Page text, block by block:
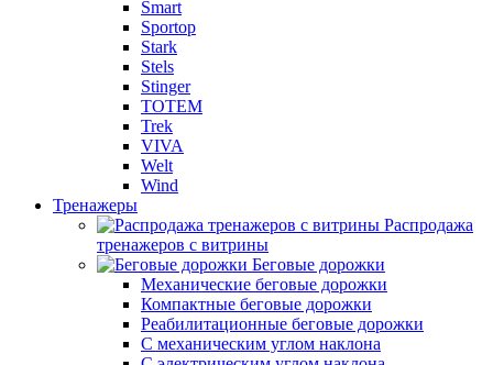
Smart
Sportop
Stark
Stels
Stinger
TOTEM
Trek
VIVA
Welt
Wind
Тренажеры
Распродажа
тренажеров с витрины
Беговые дорожки
Механические беговые дорожки
Компактные беговые дорожки
Реабилитационные беговые дорожки
С механическим углом наклона